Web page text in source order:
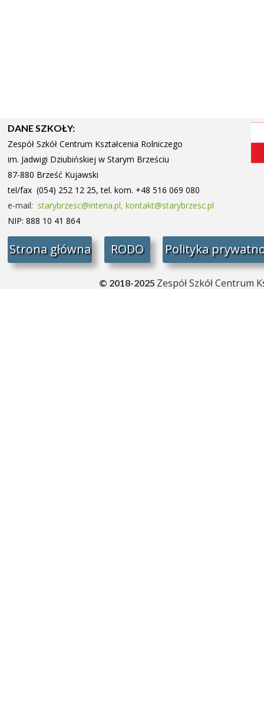
Strona główna Polityka
RODO
DANE SZKOŁY:
Zespół Szkół Centrum Kształcenia Rolniczego
im. Jadwigi Dziubińskiej w Starym Brześciu
87-880 Brześć Kujawski
tel/fax (054) 252 12 25, tel. kom. +48 516 069 080
e-mail: starybrzesc@interia.pl, kontakt@starybrzesc.pl
NIP: 888 10 41 864
© 2018-2025 Zespół Szkół Centrum